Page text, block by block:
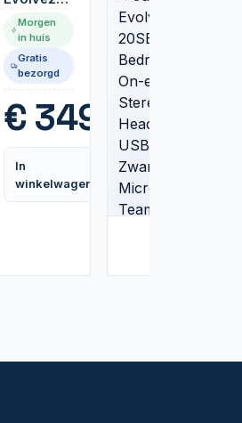
75 |
Draadloze
Headset
met USB |
Zwart
Morgen
in huis
Gratis
bezorgd
€ 349,99
In
winkelwagen
Vergelijk